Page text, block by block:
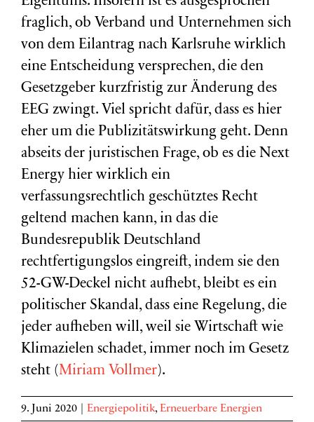
fraglich, ob Verband und Unternehmen sich
von dem Eilantrag nach Karlsruhe wirklich
eine Entscheidung versprechen, die den
Gesetzgeber kurzfristig zur Änderung des
EEG zwingt. Viel spricht dafür, dass es hier
eher um die Publizitätswirkung geht. Denn
abseits der juristischen Frage, ob es die Next
Energy hier wirklich ein
verfassungsrechtlich geschütztes Recht
geltend machen kann, in das die
Bundesrepublik Deutschland
rechtfertigungslos eingreift, indem sie den
52-GW-Deckel nicht aufhebt, bleibt es ein
politischer Skandal, dass eine Regelung, die
jeder aufheben will, weil sie Wirtschaft wie
Klimazielen schadet, immer noch im Gesetz
steht (Miriam Vollmer).
9. Juni 2020 Energiepolitik, Erneuerbare Energien